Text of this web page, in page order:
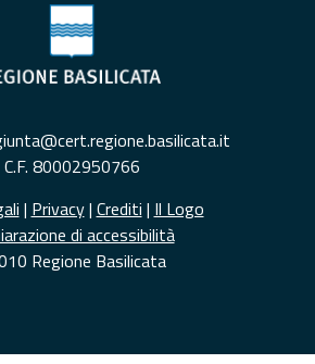
C.F. 80002950766
| Privacy| Crediti | Il Logo
di accessibilità
Regione Basilicata